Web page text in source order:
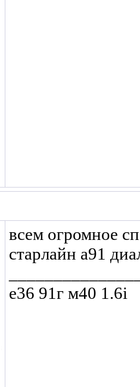
всем огромное
старлайн а91
е36 91г м40 1.6i